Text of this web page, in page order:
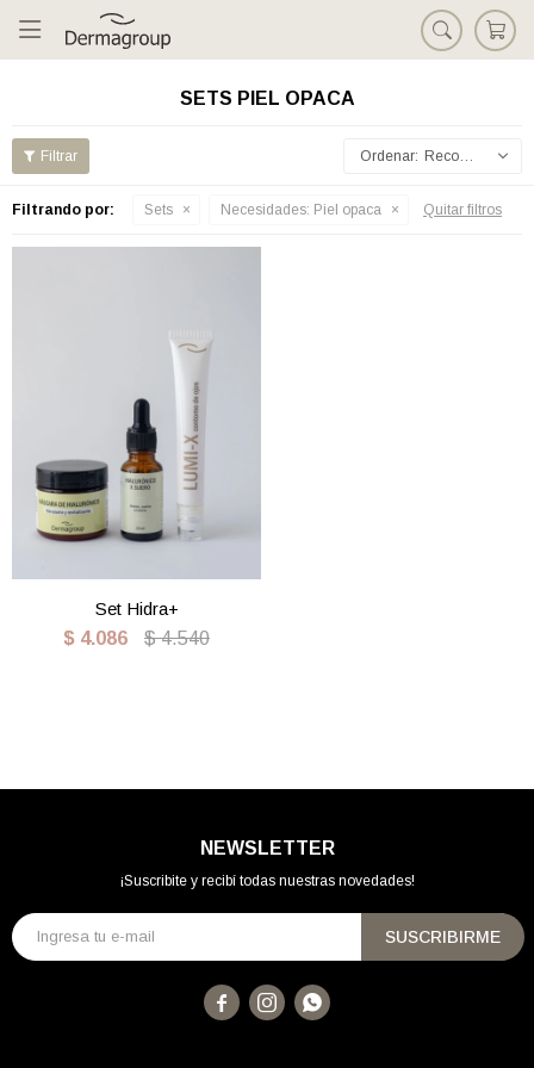

SETS PIEL OPACA
Recomendados
Filtrando por: Sets Necesidades: Piel opaca Quitar filtros
Set Hidra+
$ 4.086 $ 4.540
NEWSLETTER
¡Suscribite y recibí todas nuestras novedades!
SUSCRIBIRME
  